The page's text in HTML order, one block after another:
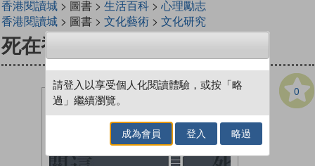
香港閱讀城> 圖書 > 生活百科> 心理勵志
香港閱讀城> 圖書 > 文化藝術> 文化研究
死在香港：見棺材
0
請登入以享受個人化閱讀體驗，或按「略
過」繼續瀏覽。
成為會員 登入 略過